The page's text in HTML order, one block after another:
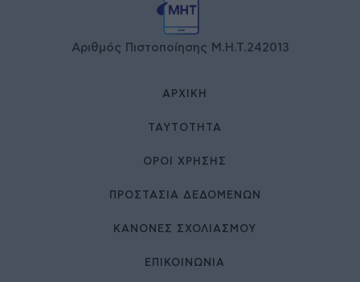
Αριθμός Πιστοποίησης Μ.Η.Τ.242013
ΑΡΧΙΚΉ
ΤΑΥΤΌΤΗΤΑ
ΌΡΟΙ ΧΡΉΣΗΣ
ΠΡΟΣΤΑΣΙΑ ΔΕΔΟΜΕΝΩΝ
ΚΑΝΟΝΕΣ ΣΧΟΛΙΑΣΜΟΥ
ΕΠΙΚΟΙΝΩΝΊΑ